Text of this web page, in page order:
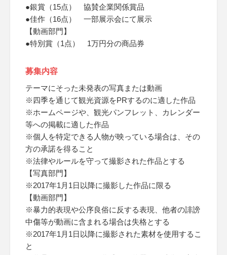
●銀賞（15点） 協賛企業関係賞品
●佳作（16点） 一部展示会にて展示
【動画部門】
●特別賞（1点） 1万円分の商品券
募集内容
テーマにそった未発表の写真または動画
※四季を通じて観光資源をPRするのに適した作品
※ホームページや、観光パンフレット、カレンダー
等への掲載に適した作品
※個人を特定できる人物が映っている場合は、その
方の承諾を得ること
※法律やルールを守って撮影された作品とする
【写真部門】
※2017年1月1日以降に撮影した作品に限る
【動画部門】
※暴力的表現や公序良俗に反する表現、他者の誹謗
中傷等が動画に含まれる場合は失格とする
※2017年1月1日以降に撮影された素材を使用するこ
と